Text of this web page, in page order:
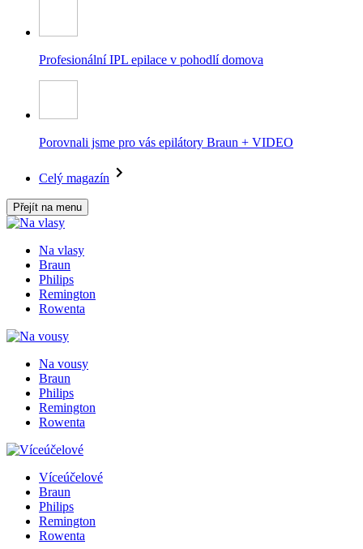
Profesionální IPL epilace v pohodlí domova
Porovnali jsme pro vás epilátory Braun + VIDEO
Celý magazín
Přejít na menu
Na vlasy
Braun
Philips
Remington
Rowenta
Na vousy
Braun
Philips
Remington
Rowenta
Víceúčelové
Braun
Philips
Remington
Rowenta